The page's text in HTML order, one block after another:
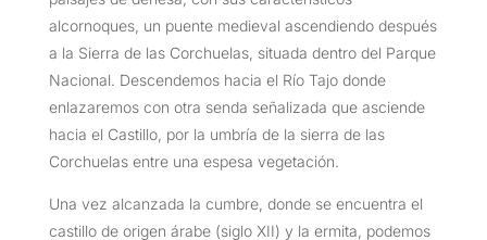
alcornoques, un puente medieval ascendiendo después
a la Sierra de las Corchuelas, situada dentro del Parque
Nacional. Descendemos hacia el Río Tajo donde
enlazaremos con otra senda señalizada que asciende
hacia el Castillo, por la umbría de la sierra de las
Corchuelas entre una espesa vegetación.
Una vez alcanzada la cumbre, donde se encuentra el
castillo de origen árabe (siglo XII) y la ermita, podemos